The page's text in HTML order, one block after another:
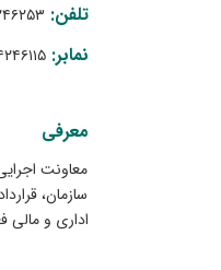
تلفن:
نمابر:
معرفی
معاونت
سازمان،
اداری و مالی